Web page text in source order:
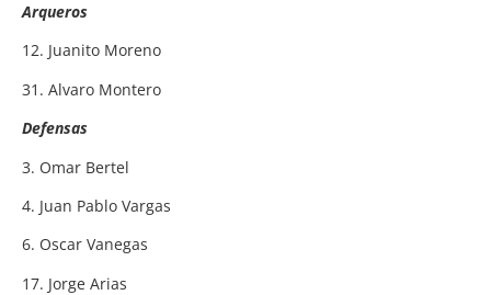
Arqueros
12. Juanito Moreno
31. Alvaro Montero
Defensas
3. Omar Bertel
4. Juan Pablo Vargas
6. Oscar Vanegas
17. Jorge Arias